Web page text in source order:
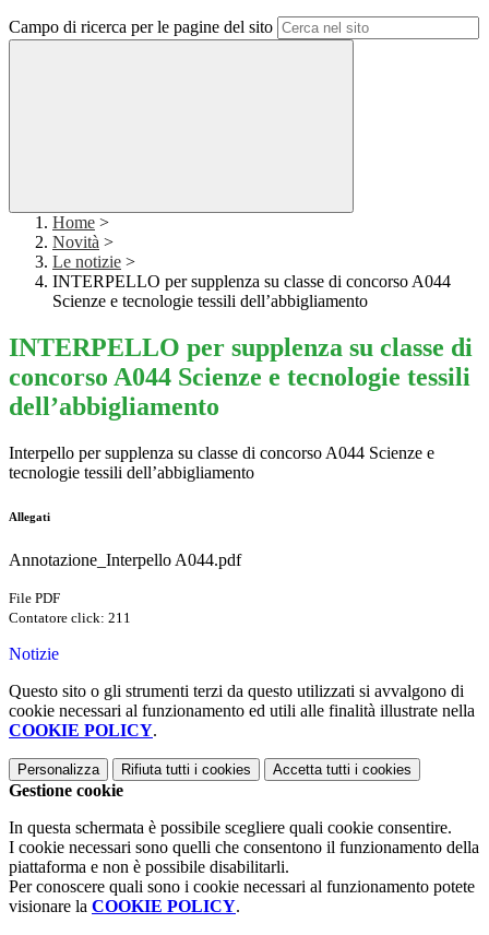
Campo di ricerca per le pagine del sito
Home >
Novità >
Le notizie >
INTERPELLO per supplenza su classe di concorso A044
Scienze e tecnologie tessili dell’abbigliamento
INTERPELLO per supplenza su classe di
concorso A044 Scienze e tecnologie tessili
dell’abbigliamento
Interpello per supplenza su classe di concorso A044 Scienze e
tecnologie tessili dell’abbigliamento
Allegati
Annotazione_Interpello A044.pdf
File PDF
Contatore click: 211
Notizie
Questo sito o gli strumenti terzi da questo utilizzati si avvalgono di
cookie necessari al funzionamento ed utili alle finalità illustrate nella
COOKIE POLICY.
Personalizza Rifiuta tutti i cookies Accetta tutti i cookies
Gestione cookie
In questa schermata è possibile scegliere quali cookie consentire.
I cookie necessari sono quelli che consentono il funzionamento della
piattaforma e non è possibile disabilitarli.
Per conoscere quali sono i cookie necessari al funzionamento potete
visionare la COOKIE POLICY.